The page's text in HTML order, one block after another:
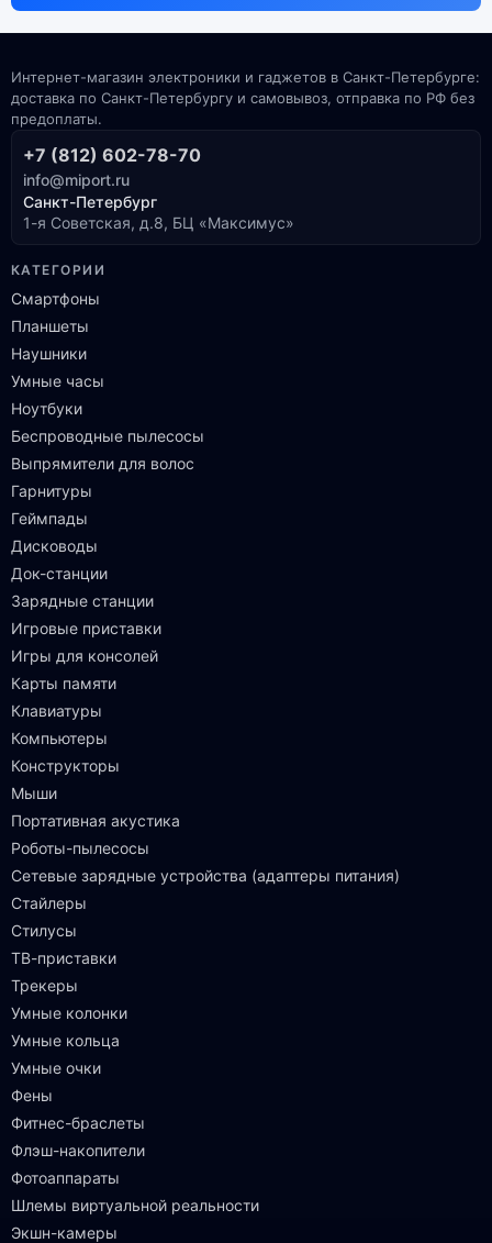
Интернет-магазин электроники и гаджетов в Санкт-Петербурге:
доставка по Санкт-Петербургу и самовывоз, отправка по РФ без
предоплаты.
+7 (812) 602-78-70
info@miport.ru
Санкт-Петербург
1-я Советская, д.8, БЦ «Максимус»
КАТЕГОРИИ
Смартфоны
Планшеты
Наушники
Умные часы
Ноутбуки
Беспроводные пылесосы
Выпрямители для волос
Гарнитуры
Геймпады
Дисководы
Док-станции
Зарядные станции
Игровые приставки
Игры для консолей
Карты памяти
Клавиатуры
Компьютеры
Конструкторы
Мыши
Портативная акустика
Роботы-пылесосы
Сетевые зарядные устройства (адаптеры питания)
Стайлеры
Стилусы
ТВ-приставки
Трекеры
Умные колонки
Умные кольца
Умные очки
Фены
Фитнес-браслеты
Флэш-накопители
Фотоаппараты
Шлемы виртуальной реальности
Экшн-камеры